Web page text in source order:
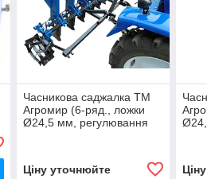
Часникова саджалка ТМ
Агромир (6-ряд., ложки
Ø24,5 мм, регулювання
Ціну уточнюйте